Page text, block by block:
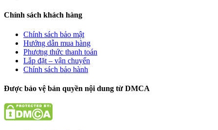
Chính sách khách hàng
Chính sách bảo mật
Hướng dẫn mua hàng
Phương thức thanh toán
Lắp đặt – vận chuyển
Chính sách bảo hành
Được bảo vệ bản quyền nội dung từ DMCA